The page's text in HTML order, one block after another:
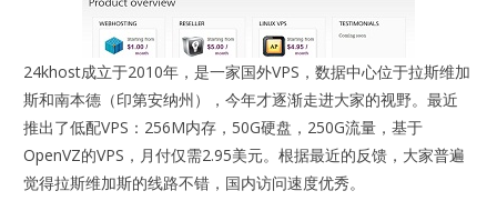
24khost成立于2010年，是一家国外VPS，数据中心位于拉斯维加
斯和南本德（印第安纳州），今年才逐渐走进大家的视野。最近
推出了低配VPS：256M内存，50G硬盘，250G流量，基于
OpenVZ的VPS，月付仅需2.95美元。根据最近的反馈，大家普遍
觉得拉斯维加斯的线路不错，国内访问速度优秀。